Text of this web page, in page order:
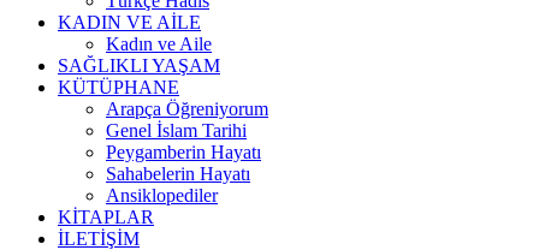
KADIN VE AİLE
Kadın ve Aile
SAĞLIKLI YAŞAM
KÜTÜPHANE
Arapça Öğreniyorum
Genel İslam Tarihi
Peygamberin Hayatı
Sahabelerin Hayatı
Ansiklopediler
KİTAPLAR
İLETİŞİM